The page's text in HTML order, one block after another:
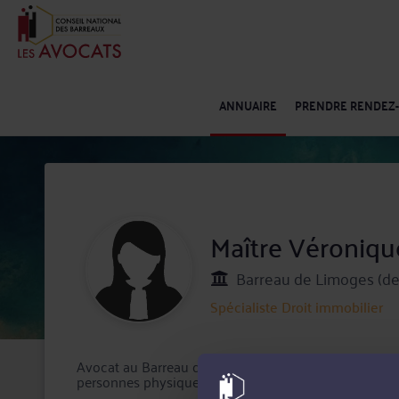
ANNUAIRE PRENDRE
Maître
Barreau de Limoges
Spécialiste Droit immobilier
Avocat au Barreau de Limoges, Maître Véronique
personnes physiques et morales.